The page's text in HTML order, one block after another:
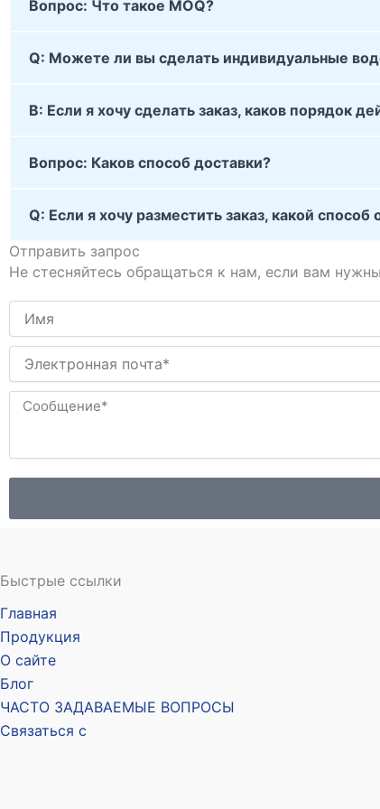
Вопрос: Что такое MOQ?
Q: Можете ли вы сделать индивидуальные
В: Если я хочу сделать заказ, каков порядок
Вопрос: Каков способ доставки?
Q: Если я хочу разместить заказ, какой
Отправить запрос
Не стесняйтесь обращаться к нам, если вам
Быстрые ссылки
Главная
Продукция
О сайте
Блог
ЧАСТО ЗАДАВАЕМЫЕ ВОПРОСЫ
Связаться с